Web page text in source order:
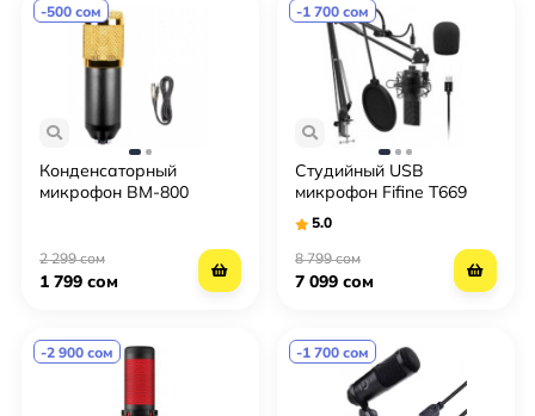
-500 сом
Конденсаторный
микрофон BM-800
2 299 сом
1 799 сом
-1 700 сом
Студийный USB
микрофон Fifine T669
5.0
8 799 сом
7 099 сом
-2 900 сом -1 700 сом